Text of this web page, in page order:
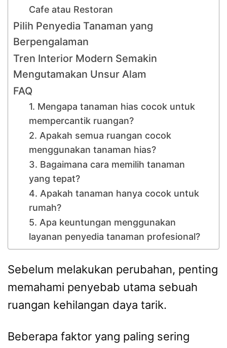
Cafe atau Restoran
Pilih Penyedia Tanaman yang
Berpengalaman
Tren Interior Modern Semakin
Mengutamakan Unsur Alam
FAQ
1. Mengapa tanaman hias cocok untuk
mempercantik ruangan?
2. Apakah semua ruangan cocok
menggunakan tanaman hias?
3. Bagaimana cara memilih tanaman
yang tepat?
4. Apakah tanaman hanya cocok untuk
rumah?
5. Apa keuntungan menggunakan
layanan penyedia tanaman profesional?
Sebelum melakukan perubahan, penting
memahami penyebab utama sebuah
ruangan kehilangan daya tarik.
Beberapa faktor yang paling sering